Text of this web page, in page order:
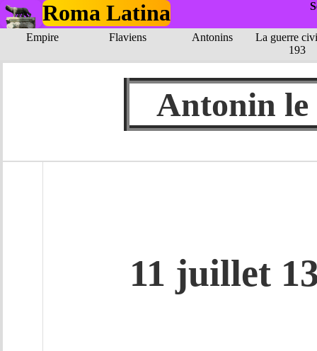
Roma Latina
Empire Flaviens Antonins
La guerre
193
Antonin
11 juillet